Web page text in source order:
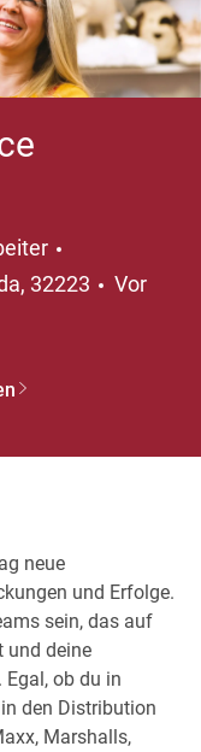
32223
Vor
neue
und Erfolge.
sein, das auf
und deine
ob du in
den Distribution
Marshalls,